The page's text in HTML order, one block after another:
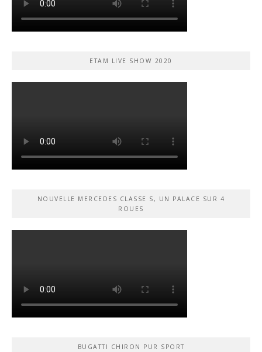
ETAM LIVE SHOW 2020
NOUVELLE MERCEDES CLASSE S, UN PALACE SUR 4
ROUES
BUGATTI CHIRON PUR SPORT